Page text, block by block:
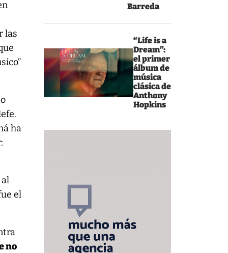
Barreda
“Life is a
Dream”:
el primer
álbum de
música
clásica de
Anthony
Hopkins
las
ha
el
no